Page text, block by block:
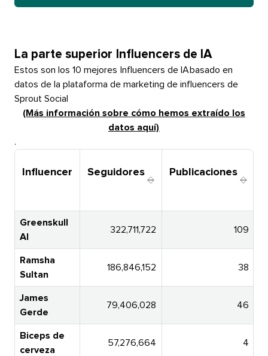
La parte superior​​ Influencers de IA​​
Estos son los 10 mejores​​ Influencers de IA​​ basado en
datos de la plataforma de marketing de influencers de
Sprout Social​​
(Más información sobre cómo hemos extraído los
datos aquí)​​
.​​
Influencer​​ Seguidores​​ Publicaciones​​
Greenskull
AI​​
322,711,722​​ 109​​
Ramsha
Sultan​​
186,846,152​​ 38​​
James
Gerde​​
79,406,028​​ 46​​
Biceps de
cerveza​​
57,276,664​​ 4​​